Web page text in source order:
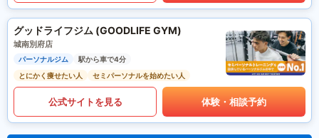
グッドライフジム (GOODLIFE GYM)
城南別府店
パーソナルジム
駅から車で4分
とにかく痩せたい人
セミパーソナルを始めたい人
公式サイトを見る 体験・相談予約